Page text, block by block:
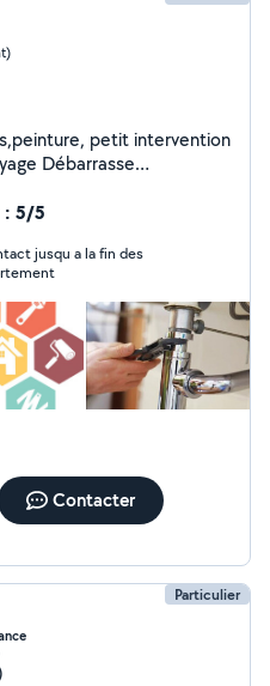
petit intervention
et comparer voir
: 5/5
jusqu a la fin des
Contacter
Particulier